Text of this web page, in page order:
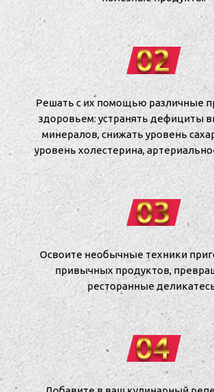
Решать с их помощью различные
здоровьем: устранять дефициты
минералов, снижать уровень
уровень холестерина,
Освоите необычные техники
привычных продуктов,
ресторанные